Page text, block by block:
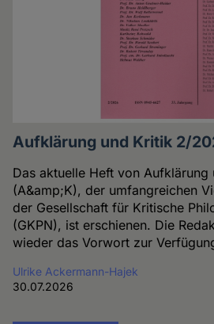
Aufklärung und Kritik 2/
Das aktuelle Heft von Aufklärung
(A&amp;K), der umfangreichen
der Gesellschaft für Kritische
(GKPN), ist erschienen. Die
wieder das Vorwort zur
Ulrike Ackermann-Hajek
30.07.2026